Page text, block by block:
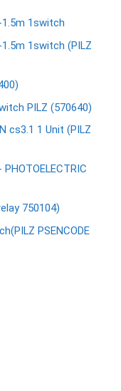
1switch
1switch (PILZ
PILZ (570640)
cs3.1 1 Unit (PILZ
750104)
PSENCODE